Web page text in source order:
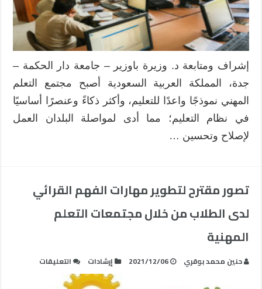
مدارس
التعليم
الحكومي
مغلقة
إشراف ومتابعة د. وزيرة باوزير – جامعة دار الحكمة –
جدة، المملكة العربية السعودية أصبح مجتمع التعلم
المهني نموذجًا واعدًا للتعليم، وأكثر ذكاءً وعنصرًا أساسيًا
في نظام التعليم؛ مما أدى لمواصلة البلدان العمل
لإصلاح وتحسين …
تصور مقترح لتطوير مهارات الفهم القرائي
لدى الطلاب من خلال مجتمعات التعلم
المهنية
حنين محمد بوقري 2021/12/06 إرشادات التعليقات